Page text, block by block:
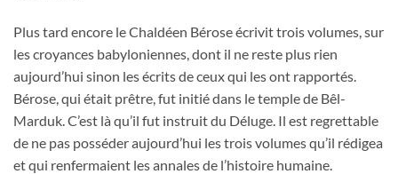
Plus tard encore le Chaldéen Bérose écrivit trois volumes, sur
les croyances babyloniennes, dont il ne reste plus rien
aujourd’hui sinon les écrits de ceux qui les ont rapportés.
Bérose, qui était prêtre, fut initié dans le temple de Bêl-
Marduk. C’est là qu’il fut instruit du Déluge. Il est regrettable
de ne pas posséder aujourd’hui les trois volumes qu’il rédigea
et qui renfermaient les annales de l’histoire humaine.